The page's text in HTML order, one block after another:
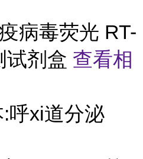
病毒荧光 RT-
试剂盒 查看相
呼xi道分泌